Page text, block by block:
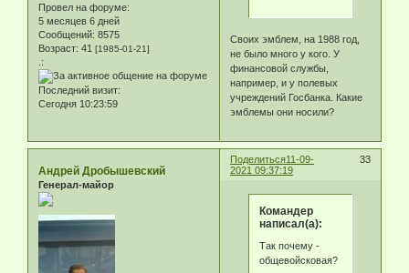
Провел на форуме:
5 месяцев 6 дней
Сообщений: 8575
Возраст: 41 [1985-01-21]
.:
Последний визит:
Сегодня 10:23:59
Своих эмблем, на 1988 год,
не было много у кого. У
финансовой службы,
например, и у полевых
учреждений Госбанка. Какие
эмблемы они носили?
Поделиться 33
11-09-
2021 09:37:19
Андрей Дробышевский
Генерал-майор
Командер
написал(а):
Так почему -
общевойсковая?